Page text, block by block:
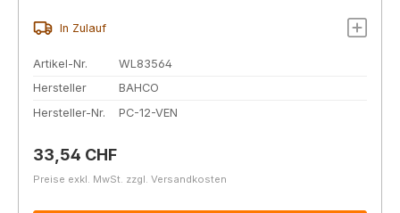
In Zulauf
Artikel-Nr.
WL83564
Hersteller
BAHCO
Hersteller-Nr.
PC-12-VEN
Regulärer Preis:
33,54 CHF
Preise exkl. MwSt. zzgl. Versandkosten